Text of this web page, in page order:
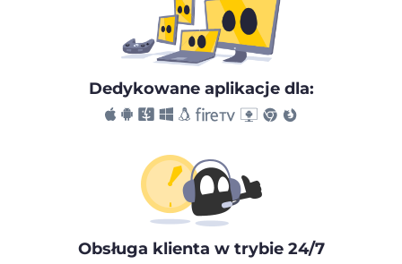
Dedykowane aplikacje dla:
Obsługa klienta w trybie 24/7